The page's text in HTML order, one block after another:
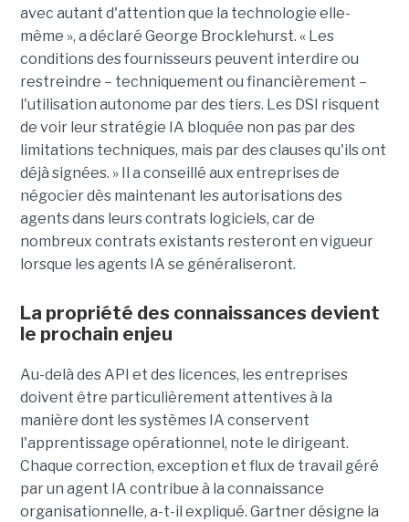
avec autant d'attention que la technologie elle-
même », a déclaré George Brocklehurst. « Les
conditions des fournisseurs peuvent interdire ou
restreindre – techniquement ou financièrement – ​​
l'utilisation autonome par des tiers. Les DSI risquent
de voir leur stratégie IA bloquée non pas par des
limitations techniques, mais par des clauses qu'ils ont
déjà signées. » Il a conseillé aux entreprises de
négocier dès maintenant les autorisations des
agents dans leurs contrats logiciels, car de
nombreux contrats existants resteront en vigueur
lorsque les agents IA se généraliseront.
La propriété des connaissances devient
le prochain enjeu
Au-delà des API et des licences, les entreprises
doivent être particulièrement attentives à la
manière dont les systèmes IA conservent
l'apprentissage opérationnel, note le dirigeant.
Chaque correction, exception et flux de travail géré
par un agent IA contribue à la connaissance
organisationnelle, a-t-il expliqué. Gartner désigne la